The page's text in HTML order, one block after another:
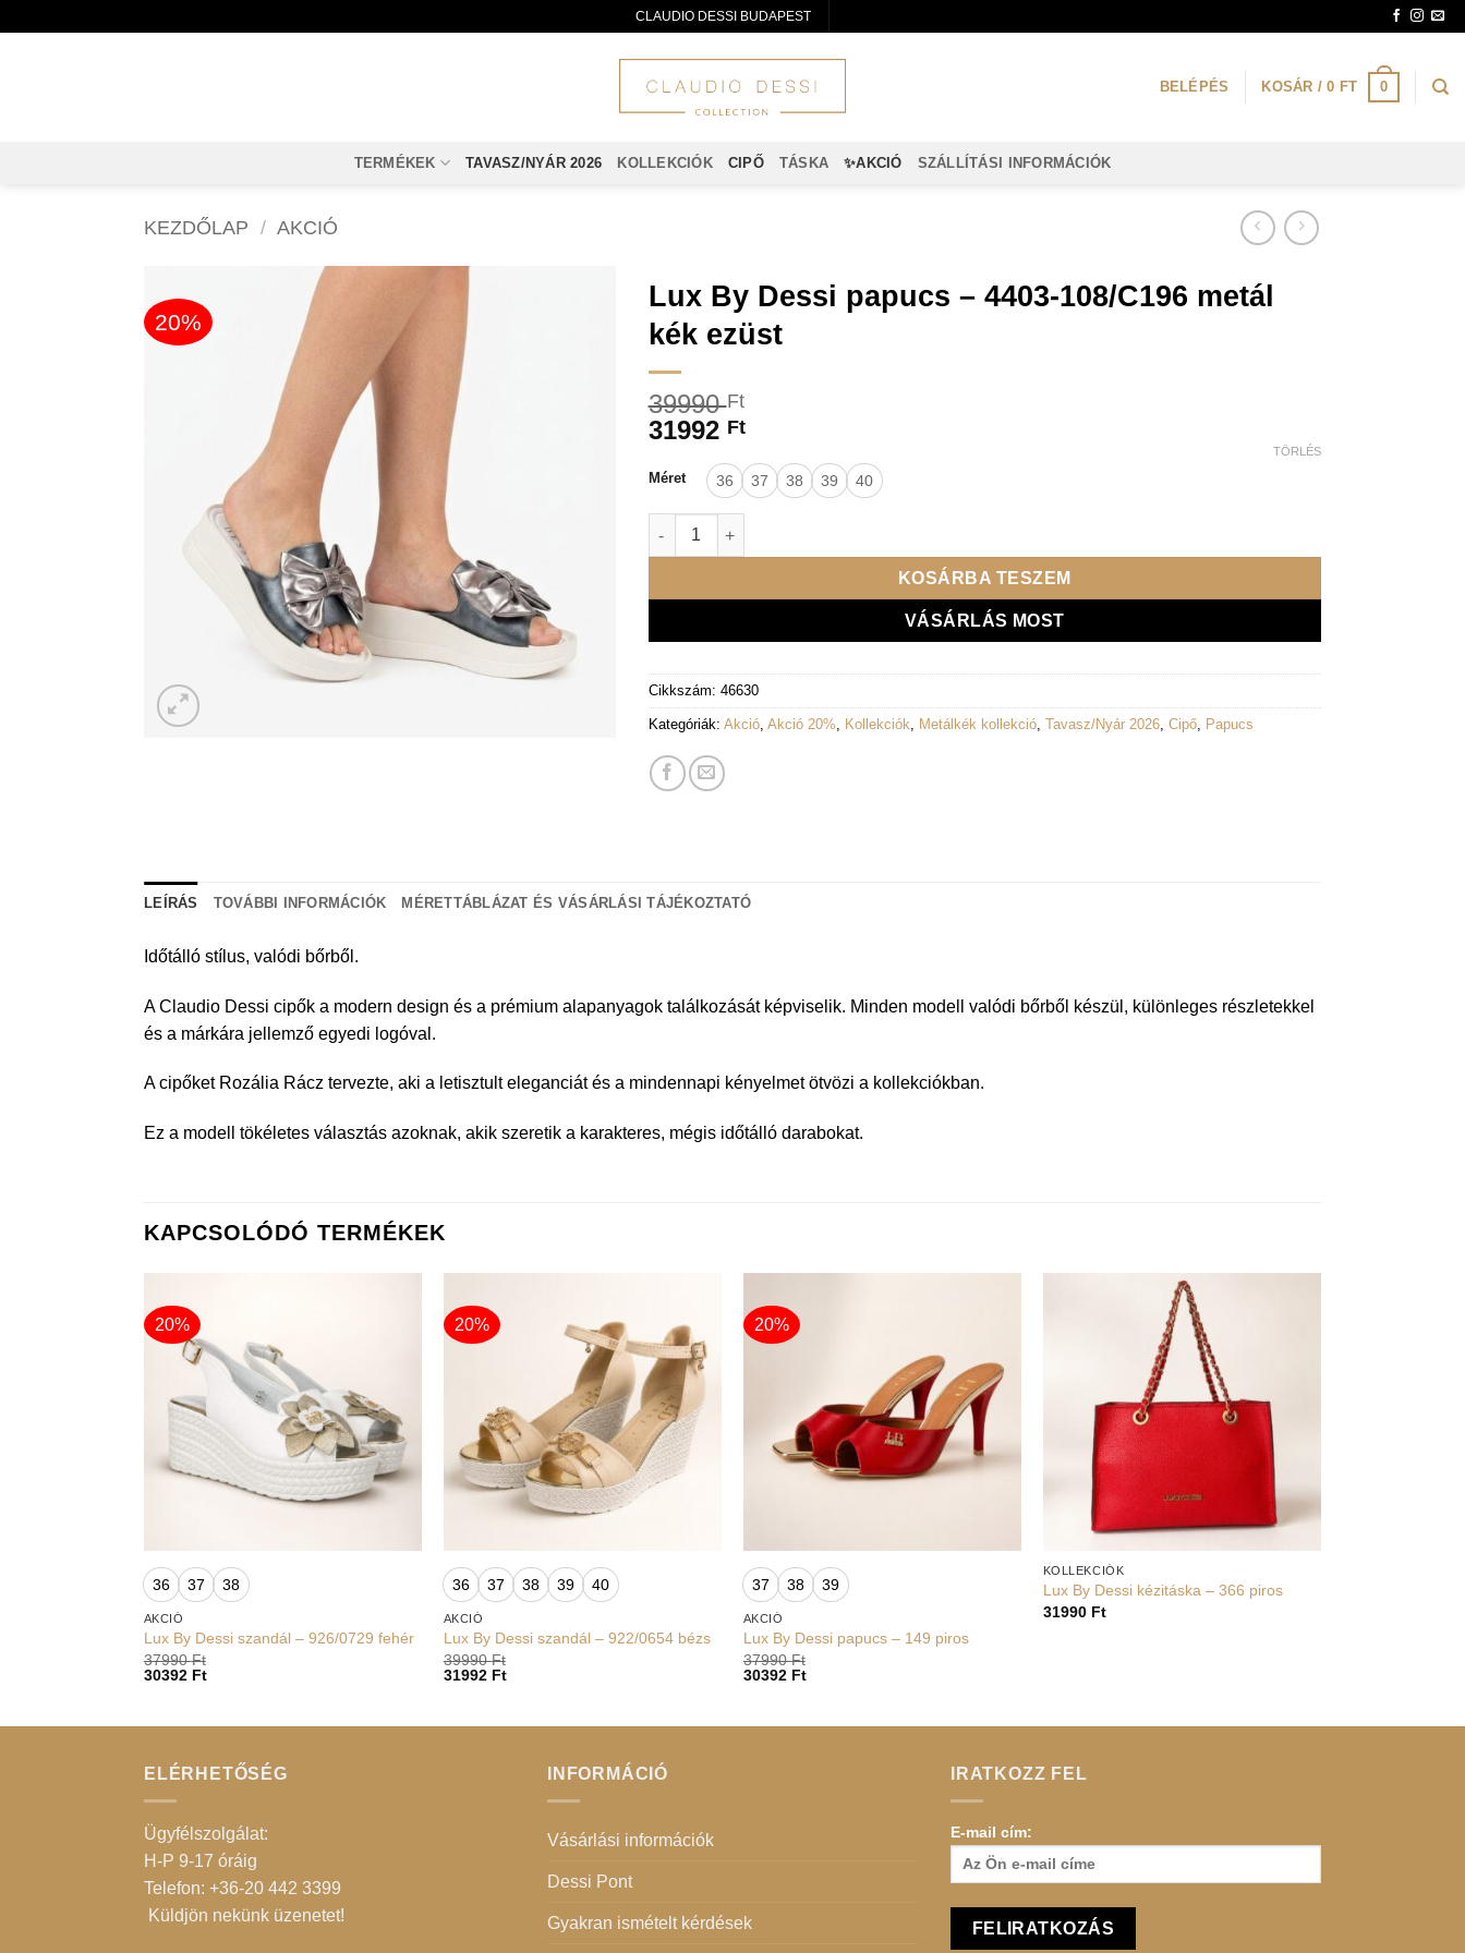
CLAUDIO DESSI BUDAPEST
BELÉPÉS KOSÁR /0 FT 0
TERMÉKEK TAVASZ/NYÁR 2026 KOLLEKCIÓK CIPŐ TÁSKA ✨AKCIÓ SZÁLLÍTÁSI INFORMÁCIÓK
KEZDŐLAP / AKCIÓ
20%
Lux By Dessi papucs – 4403-108/C196 metál
kék ezüst
39990Ft
31992 Ft
Méret 36 37 38 39 40
TÖRLÉS
Lux By Dessi papucs - 4403-108/C196 metál kék ezüst mennyiség
KOSÁRBA TESZEM
VÁSÁRLÁS MOST
Cikkszám: 46630
Kategóriák: Akció, Akció 20% Kollekciók Metálkék kollekció, Tavasz/Nyár 2026, Cipő, Papucs
LEÍRÁS TOVÁBBI INFORMÁCIÓK MÉRETTÁBLÁZAT ÉS VÁSÁRLÁSI TÁJÉKOZTATÓ
Időtálló stílus, valódi bőrből.
A Claudio Dessi cipők a modern design és a prémium alapanyagok találkozását képviselik. Minden modell valódi bőrből készül, különleges részletekkel
és a márkára jellemző egyedi logóval.
A cipőket Rozália Rácz tervezte, aki a letisztult eleganciát és a mindennapi kényelmet ötvözi a kollekciókban.
Ez a modell tökéletes választás azoknak, akik szeretik a karakteres, mégis időtálló darabokat.
KAPCSOLÓDÓ TERMÉKEK
20%
36 37 38
AKCIÓ
Lux By Dessi szandál – 926/0729 fehér
37990Ft
30392 Ft
20%
36 37 38 39 40
AKCIÓ
Lux By Dessi szandál – 922/0654 bézs
39990Ft
31992 Ft
20%
37 38 39
AKCIÓ
Lux By Dessi papucs – 149 piros
37990Ft
30392 Ft
KOLLEKCIÓK
Lux By Dessi kézitáska – 366 piros
31990 Ft
ELÉRHETŐSÉG
Ügyfélszolgálat:
H-P 9-17 óráig
Telefon: +36-20 442 3399
Küldjön nekünk üzenetet!
INFORMÁCIÓ
Vásárlási információk
Dessi Pont
Gyakran ismételt kérdések
IRATKOZZ FEL
E-mail cím: